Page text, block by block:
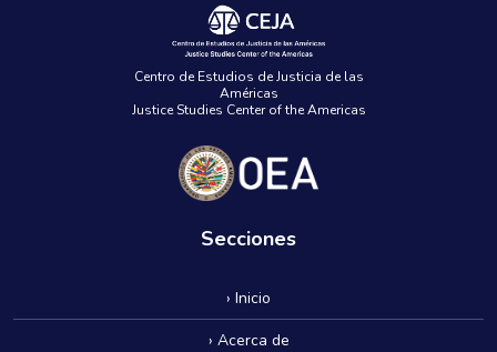
Centro de Estudios de Justicia de las
Américas
Justice Studies Center of the Americas
Secciones
› Inicio
› Acerca de